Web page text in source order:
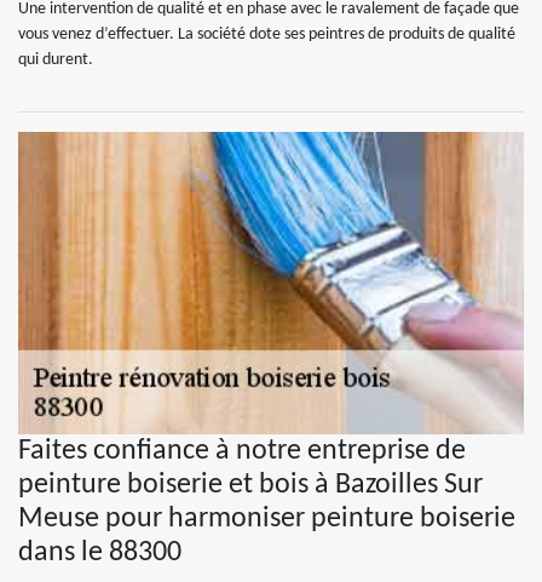
Une intervention de qualité et en phase avec le ravalement de façade que
vous venez d’effectuer. La société dote ses peintres de produits de qualité
qui durent.
Faites confiance à notre entreprise de
peinture boiserie et bois à Bazoilles Sur
Meuse pour harmoniser peinture boiserie
dans le 88300